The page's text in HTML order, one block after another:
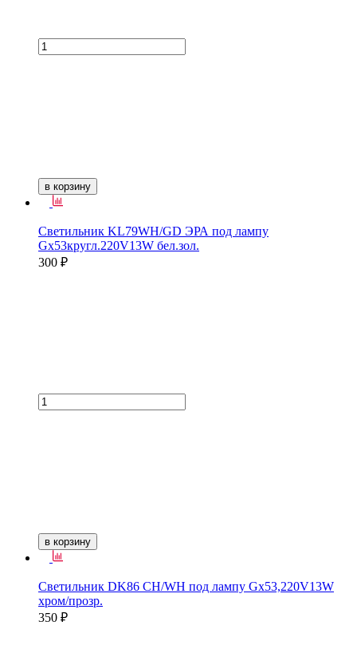
в корзину
Светильник KL79WH/GD ЭРА под лампу
Gх53кругл.220V13W бел.зол.
300 ₽
в корзину
Светильник DK86 CH/WH под лампу Gх53,220V13W
хром/прозр.
350 ₽